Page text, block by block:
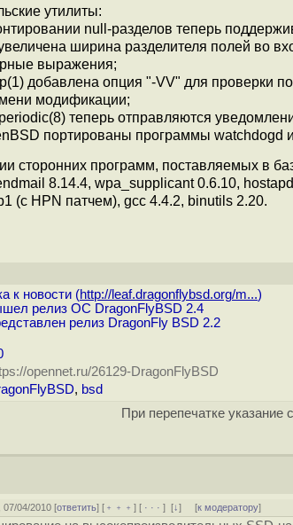
утилиты:
null-разделов теперь
ширина разделителя полей во
выражения;
добавлена опция "-VV" для проверки
модификации;
теперь отправляются
портированы программы watchdogd
сторонних программ, поставляемых в
8.14.4, wpa_supplicant 0.6.10,
(с HPN патчем), gcc 4.4.2, binutils 2.20.
к новости (http://leaf.dragonflybsd.org/m...)
релиз ОС DragonFlyBSD 2.4
релиз DragonFly BSD 2.2
opennet.ru/26129-DragonFlyBSD
, bsd
При перепечатке указание
07/04/2010 [ответить] [ ﹢﹢﹢] [ · · ·][↓] [к модератору]